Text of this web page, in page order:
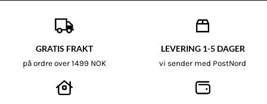
GRATIS FRAKT
på ordre over 1499 NOK
LEVERING 1-5 DAGER
vi sender med PostNord